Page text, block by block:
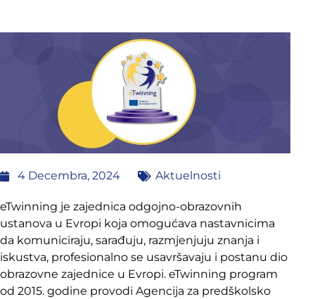
4 Decembra, 2024 Aktuelnosti
eTwinning je zajednica odgojno-obrazovnih
ustanova u Evropi koja omogućava nastavnicima
da komuniciraju, sarađuju, razmjenjuju znanja i
iskustva, profesionalno se usavršavaju i postanu dio
obrazovne zajednice u Evropi. eTwinning program
od 2015. godine provodi Agencija za predškolsko